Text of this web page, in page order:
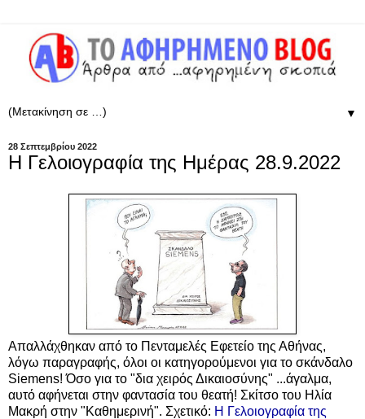
▼
28 Σεπτεμβρίου 2022
Η Γελοιογραφία της Ημέρας 28.9.2022
Απαλλάχθηκαν από το Πενταμελές Εφετείο της Αθήνας,
λόγω παραγραφής, όλοι οι κατηγορούμενοι για το σκάνδαλο
Siemens! Όσο για το "δια χειρός Δικαιοσύνης" ...άγαλμα,
αυτό αφήνεται στην φαντασία του θεατή! Σκίτσο του Ηλία
Μακρή στην "Καθημερινή". Σχετικό: Η Γελοιογραφία της